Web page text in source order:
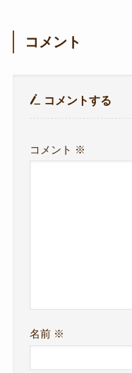
コメント
コメントする
コメント ※
名前 ※